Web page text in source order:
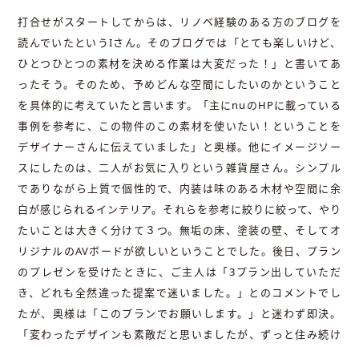
打合せがスタートしてからは、リノベ経験のある方のブログを
読んでいたというIさん。そのブログでは「とても楽しいけど、
ひとつひとつの素材を決める作業は大変だった！」と書いてあ
ったそう。そのため、予めどんな空間にしたいのかということ
を具体的に考えていたと言います。「主にnuのHPに載っている
事例を参考に、この物件のこの素材を使いたい！ということを
デザイナーさんに伝えていました」と奥様。他にイメージソー
スにしたのは、二人がお気に入りという雑貨屋さん。シンプル
でありながら上質で個性的で、内装は味のある木材や空間に余
白が感じられるインテリア。それらを参考に絞りに絞って、やり
たいことは大きく分けて３つ。無垢の床、塗装の壁、そしてオ
リジナルのAVボードが欲しいということでした。後日、プラン
のプレゼンを受けたときに、ご主人は「3プラン出していただ
き、どれも全然違った提案で迷いました。」とのコメントでし
たが、奥様は「このプランでお願いします。」と迷わず即決。
「変わったデザインも素敵だと思いましたが、ずっと住み続け